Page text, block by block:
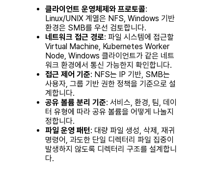
클라이언트 운영체제와 프로토콜:
Linux/UNIX 계열은 NFS, Windows 기반
환경은 SMB를 우선 검토합니다.
네트워크 접근 경로: 파일 시스템에 접근할
Virtual Machine, Kubernetes Worker
Node, Windows 클라이언트가 같은 네트
워크 환경에서 통신 가능한지 확인합니다.
접근 제어 기준: NFS는 IP 기반, SMB는
사용자, 그룹 기반 권한 정책을 기준으로 설
계합니다.
공유 볼륨 분리 기준: 서비스, 환경, 팀, 데이
터 유형에 따라 공유 볼륨을 어떻게 나눌지
정합니다.
파일 운영 패턴: 대량 파일 생성, 삭제, 재귀
명령어, 과도한 단일 디렉터리 파일 집중이
발생하지 않도록 디렉터리 구조를 설계합니
다.